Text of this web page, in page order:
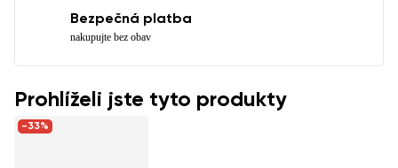
Bezpečná platba
nakupujte bez obav
Prohlíželi jste tyto produkty
-33%